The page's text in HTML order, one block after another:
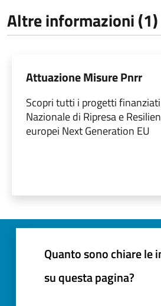
Altre informazioni (1)
Attuazione Misure Pnrr
Scopri tutti i progetti
Nazionale di Ripresa e
europei Next Generation EU
Quanto sono chiare le
su questa pagina?